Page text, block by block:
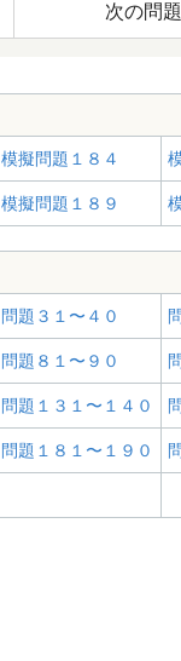
次の問題
模擬問題１８４
模擬問題１８９
問題３１〜４０
問題８１〜９０
問題１３１〜１４０
問題１８１〜１９０